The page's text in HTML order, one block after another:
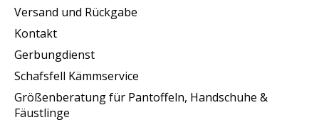
Versand und Rückgabe
Kontakt
Gerbungdienst
Schafsfell Kämmservice
Größenberatung für Pantoffeln, Handschuhe &
Fäustlinge